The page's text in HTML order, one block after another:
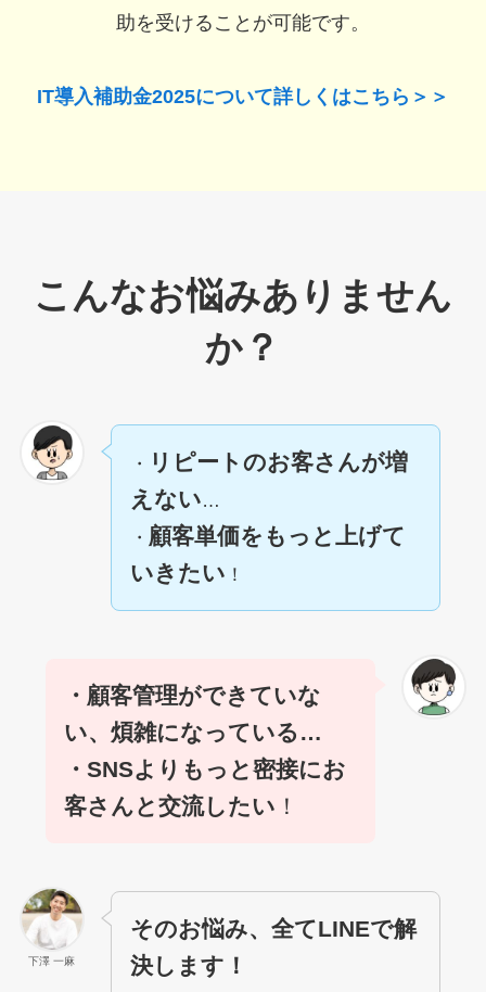
助を受けることが可能です。
IT導入補助金2025について詳しくはこちら＞＞
こんなお悩みありません
か？
・ リピートのお客さんが増
えない…
・ 顧客単価をもっと上げて
いきたい ！
・顧客管理ができていな
い、煩雑になっている…
・SNSよりもっと密接にお
客さんと交流したい ！
下澤 一麻
そのお悩み、全てLINEで解
決します！